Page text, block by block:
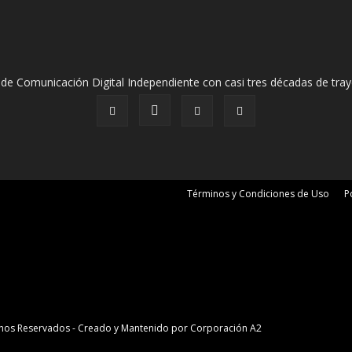
Comunicación Digital Independiente con casi tres décadas de
Términos y Condiciones de Uso
Reservados - Creado y Mantenido por Corporación A2